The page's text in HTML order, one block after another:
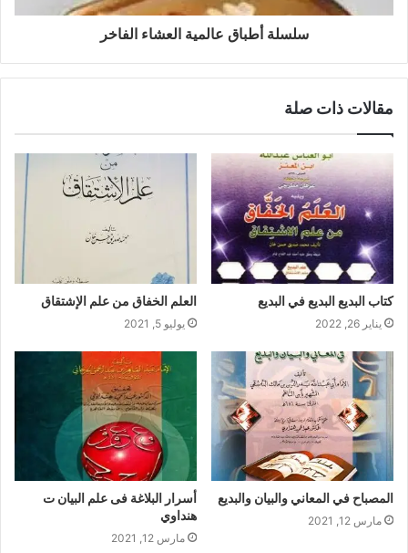
سلسلة أطباق عالمية العشاء الفاخر
مقالات ذات صلة
كتاب البديع البديع في البديع
يناير 26, 2022
العلم الخفاق من علم الإشتقاق
يوليو 5, 2021
المصباح في المعاني والبيان والبديع
مارس 12, 2021
أسرار البلاغة فى علم البيان ت
هنداوي
مارس 12, 2021